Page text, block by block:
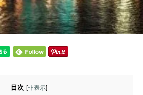
目次 [非表示]